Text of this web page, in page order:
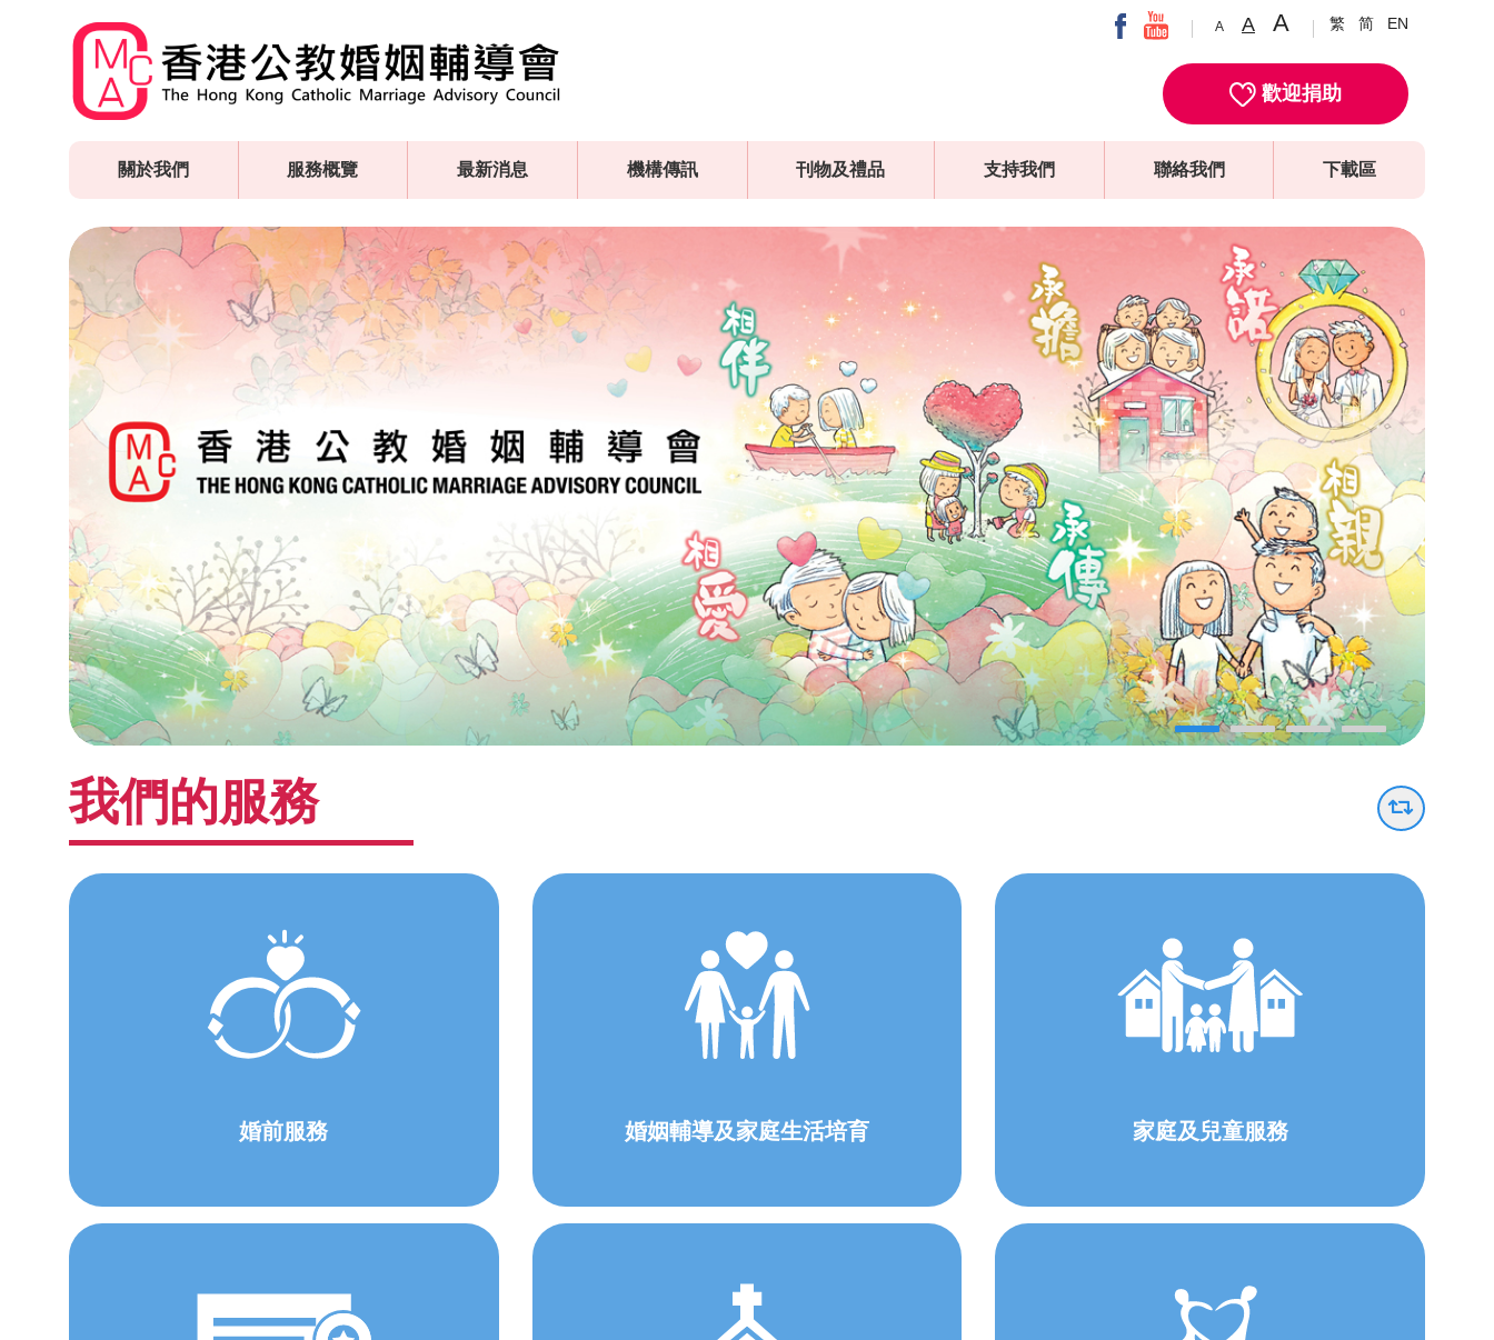
A A A 繁 简 EN
歡迎捐助
關於我們 服務概覽 最新消息 機構傳訊 刊物及禮品 支持我們 聯絡我們 下載區
我們的服務
婚前服務 婚姻輔導及家庭生活培育 家庭及兒童服務